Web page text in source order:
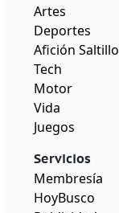
Artes
Deportes
Afición Saltillo
Tech
Motor
Vida
Juegos
Servicios
Membresía
HoyBusco